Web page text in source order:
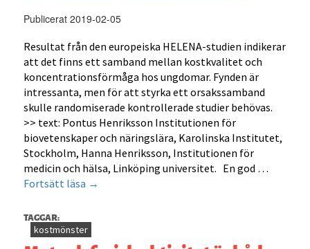
Publicerat 2019-02-05
Resultat från den europeiska HELENA-studien indikerar
att det finns ett samband mellan kostkvalitet och
koncentrationsförmåga hos ungdomar. Fynden är
intressanta, men för att styrka ett orsakssamband
skulle randomiserade kontrollerade studier behövas.
>> text: Pontus Henriksson Institutionen för
biovetenskaper och näringslära, Karolinska Institutet,
Stockholm, Hanna Henriksson, Institutionen för
medicin och hälsa, Linköping universitet. En god …
Fortsätt läsa Kostkvalitet
hos
europeiska
→
TAGGAR:
kostmönster